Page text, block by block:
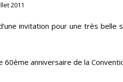
2011
invitation pour une très belle
60ème anniversaire de la